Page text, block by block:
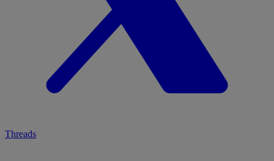
Threads